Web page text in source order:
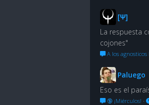
[Ψ]
La respuesta
cojones"
A los agnosticos
Paluego
Eso es el
🔞 ¡Miérculos! ·